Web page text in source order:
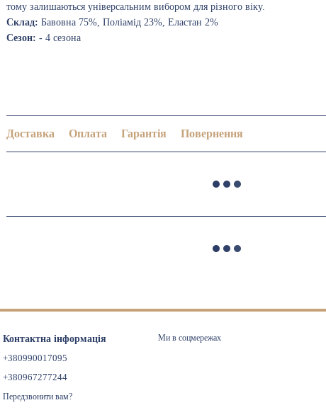
тому залишаються універсальним вибором для різного віку.
Склад: Бавовна 75%, Поліамід 23%, Еластан 2%
Сезон: - 4 сезона
Доставка Оплата Гарантія Повернення
Контактна інформація
+380990017095
+380967277244
Передзвонити вам?
Ми в соцмережах